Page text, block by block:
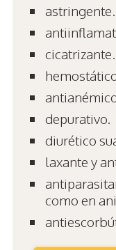
astringente.
cicatrizante.
depurativo.
diurético
laxante y
como en